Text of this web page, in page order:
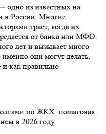
одно из известных на
в России. Многие
траст, когда их
от банка или МФО.
лет и вызывает много
они могут делать,
и как правильно
по ЖКХ: пошаговая
в 2026 году